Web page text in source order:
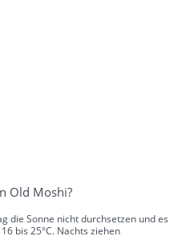
Old Moshi?
die Sonne nicht durchsetzen und es
bis 25°C. Nachts ziehen